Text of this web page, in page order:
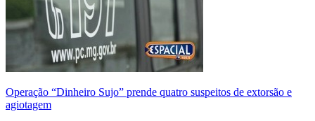
Operação “Dinheiro Sujo” prende quatro suspeitos de extorsão e
agiotagem